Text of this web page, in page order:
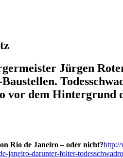
Jürgen
dem Hintergrund
Rio de Janeiro – oder nicht?http://
janeiro-darunter-folter-